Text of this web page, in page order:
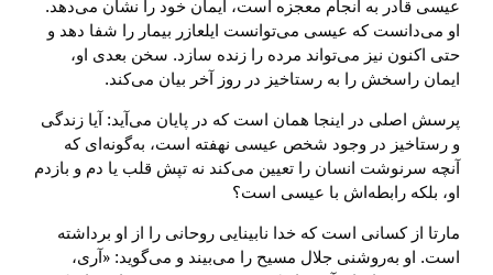
عیسی قادر به انجام معجزه است، ایمان خود را نشان می‌دهد.
او می‌دانست که عیسی می‌توانست ایلعازر بیمار را شفا دهد و
حتی اکنون نیز می‌تواند مرده را زنده سازد. سخن بعدی او،
ایمان راسخش را به رستاخیز در روز آخر بیان می‌کند.
پرسش اصلی در اینجا همان است که در پایان می‌آید: آیا زندگی
و رستاخیز در وجود شخص عیسی نهفته است، به‌گونه‌ای که
آنچه سرنوشت انسان را تعیین می‌کند نه تپش قلب یا دم و بازدم
او، بلکه رابطه‌اش با عیسی است؟
مارتا از کسانی است که خدا نابینایی روحانی را از او برداشته
است. او به‌روشنی جلال مسیح را می‌بیند و می‌گوید: «آری،